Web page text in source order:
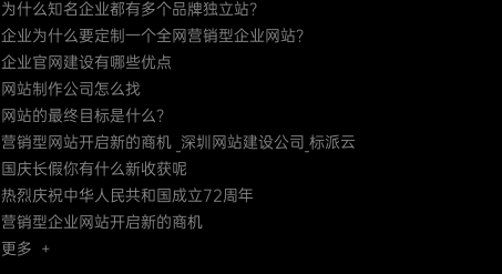
为什么知名企业都有多个品牌独立站？
企业为什么要定制一个全网营销型企业网站？
企业官网建设有哪些优点
网站制作公司怎么找
网站的最终目标是什么？
营销型网站开启新的商机 _深圳网站建设公司_标派云
国庆长假你有什么新收获呢
热烈庆祝中华人民共和国成立72周年
营销型企业网站开启新的商机
更多 +